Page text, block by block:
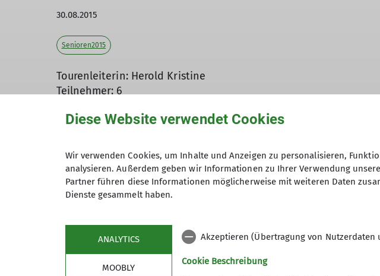
30.08.2015
Senioren2015
Tourenleiterin: Herold Kristine
Teilnehmer: 6
dieser Gipfel gewählt, um im Wald kreislaufschonend das Ziel
gewählt. Der Aufenthalt am aufgeheizten Felsgipfel war von
angenehm schattig. Auf dem weiteren Verlauf des Weges zur
Waldbahn die Wanderer auf die Heimreise aufnahm.
Diese Website verwendet Cookies
Wir verwenden Cookies, um Inhalte und Anzeigen zu personalisieren,
analysieren. Außerdem geben wir Informationen zu Ihrer Verwendung
Partner führen diese Informationen möglicherweise mit weiteren Daten
Dienste gesammelt haben.
ANALYTICS
MOOBLY
Akzeptieren (Übertragung von Nutzerdaten
Cookie Beschreibung